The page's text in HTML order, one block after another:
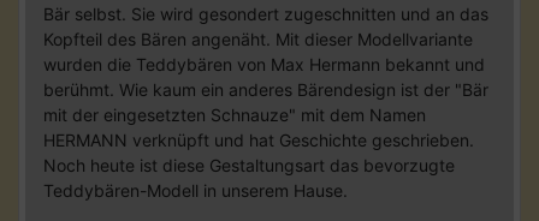
Bär selbst. Sie wird gesondert zugeschnitten und an das
Kopfteil des Bären angenäht. Mit dieser Modellvariante
wurden die Teddybären von Max Hermann bekannt und
berühmt. Wie kaum ein anderes Bärendesign ist der "Bär
mit der eingesetzten Schnauze" mit dem Namen
HERMANN verknüpft und hat Geschichte geschrieben.
Noch heute ist diese Gestaltungsart das bevorzugte
Teddybären-Modell in unserem Hause.